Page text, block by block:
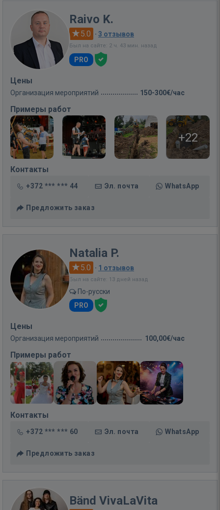
Raivo K.
5.0 · 3 отзывов
Был на сайте: 2 ч. 43 мин. назад
PRO
Цены
Организация мероприятий 150-300€/час
Примеры работ
+22
Контакты
+372 *** *** 44 Эл. почта WhatsApp
Предложить заказ
Natalia P.
5.0 · 1 отзывов
Был на сайте: 13 дней назад
По-русски
PRO
Цены
Организация мероприятий 100,00€/час
Примеры работ
Контакты
+372 *** *** 60 Эл. почта WhatsApp
Предложить заказ
Bänd VivaLaVita